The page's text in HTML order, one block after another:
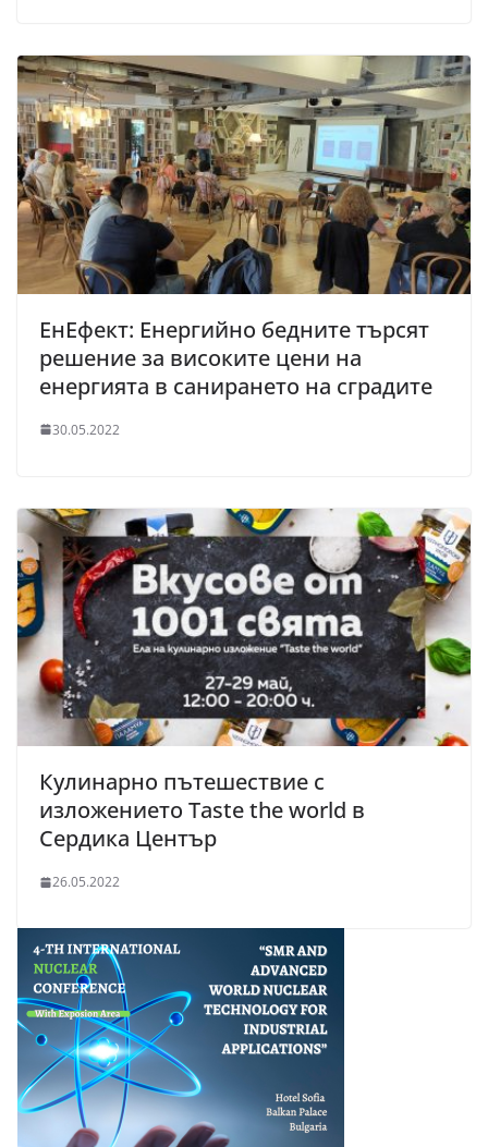
ЕнЕфект: Енергийно бедните търсят
решение за високите цени на
енергията в санирането на сградите
30.05.2022
Кулинарно пътешествие с
изложението Taste the world в
Сердика Център
26.05.2022